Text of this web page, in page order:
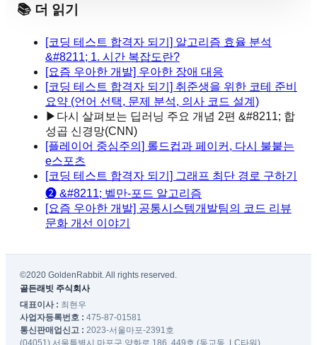
📚 더 읽기
[코딩 테스트 합격자 되기] 알고리즘 효율 분석
&#8211; 1. 시간 복잡도란?
[요즘 우아한 개발] 우아한 장애 대응
[코딩 테스트 합격자 되기] 취준생을 위한 코테 준비
요약 (언어 선택, 문제 분석, 의사 코드 설계)
▶ 다시 살펴보는 딥러닝 주요 개념 2편 &#8211; 합
성곱 신경망(CNN)
[플레이어 중심주의] 롤드컵과 페이커, 다시 불붙는
e스포츠
[코딩 테스트 합격자 되기] 그래프 최단 경로 구하기
❷ &#8211; 벨만-포드 알고리즘
[요즘 우아한 개발] 공통시스템개발팀의 코드 리뷰
문화 개선 이야기
©2020 GoldenRabbit. All rights reserved.
골든래빗 주식회사
대표이사 : 최현우
사업자등록번호 : 475-87-01581
통신판매업신고 : 2023-서울마포-2391호